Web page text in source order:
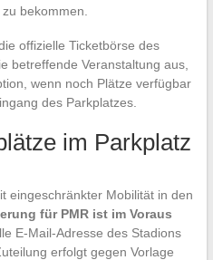
bekommen.
offizielle Ticketbörse des
betreffende Veranstaltung aus,
wenn noch Plätze verfügbar
des Parkplatzes.
im Parkplatz
eingeschränkter Mobilität in den
für PMR ist im Voraus
E-Mail-Adresse des Stadions
erfolgt gegen Vorlage